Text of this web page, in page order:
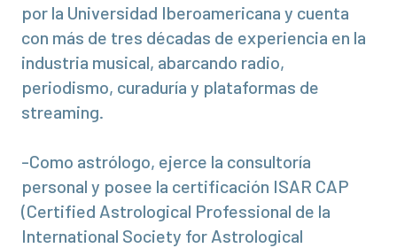
por la Universidad Iberoamericana y cuenta
con más de tres décadas de experiencia en la
industria musical, abarcando radio,
periodismo, curaduría y plataformas de
streaming.
-Como astrólogo, ejerce la consultoría
personal y posee la certificación ISAR CAP
(Certified Astrological Professional de la
International Society for Astrological